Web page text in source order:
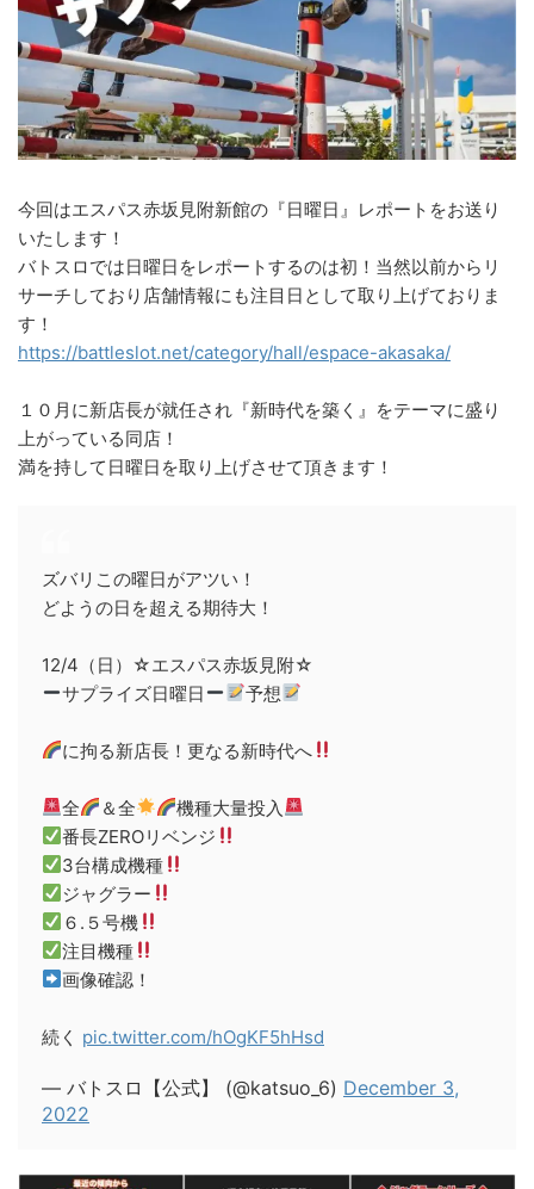
今回はエスパス赤坂見附新館の『日曜日』レポートをお送り
いたします！
バトスロでは日曜日をレポートするのは初！当然以前からリ
サーチしており店舗情報にも注目日として取り上げておりま
す！
https://battleslot.net/category/hall/espace-akasaka/
１０月に新店長が就任され『新時代を築く』をテーマに盛り
上がっている同店！
満を持して日曜日を取り上げさせて頂きます！
ズバリこの曜日がアツい！
どようの日を超える期待大！
12/4（日）☆エスパス赤坂見附☆
サプライズ日曜日
予想
に拘る新店長！更なる新時代へ
全 ＆全
機種大量投入
番長ZEROリベンジ
3台構成機種
ジャグラー
６.５号機
注目機種
画像確認！
続く pic.twitter.com/hOgKF5hHsd
— バトスロ【公式】 (@katsuo_6) December 3,
2022